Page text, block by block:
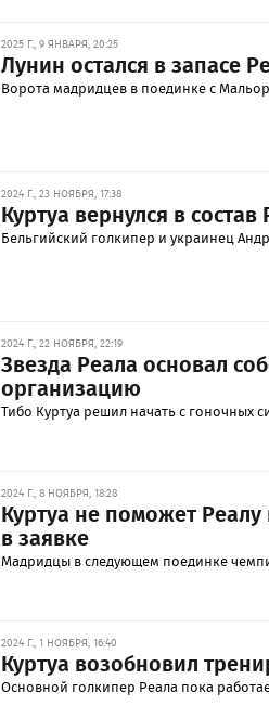
2025 Г., 9 ЯНВАРЯ, 20:25
Лунин остался в запасе
Ворота мадридцев в поединке с
2024 Г., 23 НОЯБРЯ, 17:38
Куртуа вернулся в
Бельгийский голкипер и украинец
2024 Г., 22 НОЯБРЯ, 22:19
Звезда Реала основал
организацию
Тибо Куртуа решил начать с гоночных
2024 Г., 8 НОЯБРЯ, 18:28
Куртуа не поможет
в заявке
Мадридцы в следующем поединке
2024 Г., 1 НОЯБРЯ, 16:40
Куртуа возобновил
Основной голкипер Реала пока